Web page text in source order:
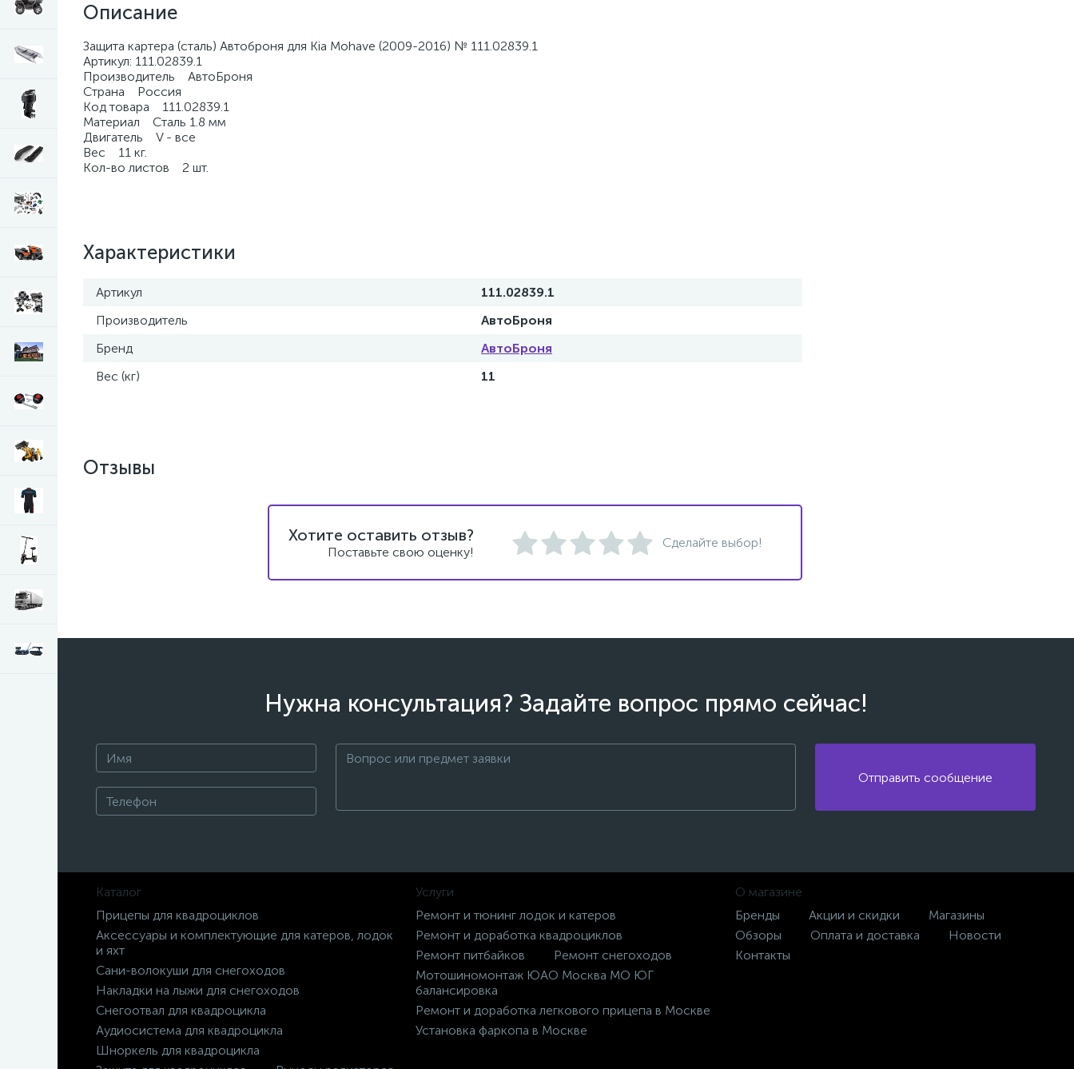
Описание
Защита картера (сталь) Автоброня для Kia Mohave (2009-2016) № 111.02839.1
Артикул: 111.02839.1
Производитель АвтоБроня
Страна Россия
Код товара 111.02839.1
Материал Сталь 1.8 мм
Двигатель V - все
Вес 11 кг.
Кол-во листов 2 шт.
Характеристики
Артикул
111.02839.1
Производитель
АвтоБроня
Бренд
АвтоБроня
Вес (кг)
11
Отзывы
Хотите оставить отзыв?
Поставьте свою оценку!
Сделайте выбор!
Нужна консультация? Задайте вопрос прямо сейчас!
Отправить сообщение
Каталог
Прицепы для квадроциклов
Аксессуары и комплектующие для катеров, лодок
и яхт
Сани-волокуши для снегоходов
Накладки на лыжи для снегоходов
Снегоотвал для квадроцикла
Аудиосистема для квадроцикла
Шноркель для квадроцикла
Услуги
Ремонт и тюнинг лодок и катеров
Ремонт и доработка квадроциклов
Ремонт питбайков
Ремонт снегоходов
Мотошиномонтаж ЮАО Москва МО ЮГ
балансировка
Ремонт и доработка легкового прицепа в Москве
Установка фаркопа в Москве
О магазине
Бренды
Акции и скидки
Магазины
Обзоры
Оплата и доставка
Новости
Контакты